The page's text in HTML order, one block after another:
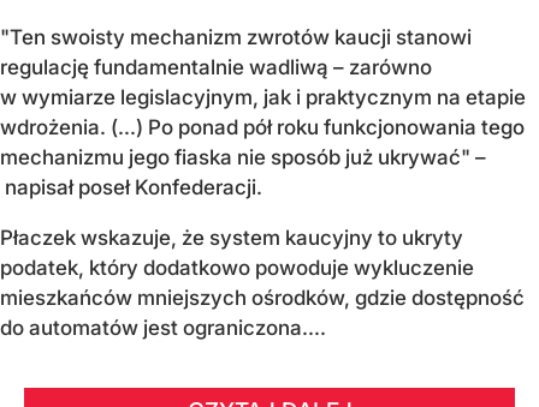
"Ten swoisty mechanizm zwrotów kaucji stanowi
regulację fundamentalnie wadliwą – zarówno
w wymiarze legislacyjnym, jak i praktycznym na etapie
wdrożenia. (...) Po ponad pół roku funkcjonowania tego
mechanizmu jego fiaska nie sposób już ukrywać" –
napisał poseł Konfederacji.
Płaczek wskazuje, że system kaucyjny to ukryty
podatek, który dodatkowo powoduje wykluczenie
mieszkańców mniejszych ośrodków, gdzie dostępność
do automatów jest ograniczona....